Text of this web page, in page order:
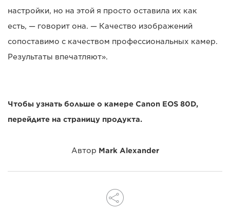
настройки, но на этой я просто оставила их как
есть, — говорит она. — Качество изображений
сопоставимо с качеством профессиональных камер.
Результаты впечатляют».
Чтобы узнать больше о камере Canon EOS 80D,
перейдите на страницу продукта.
Автор Mark Alexander